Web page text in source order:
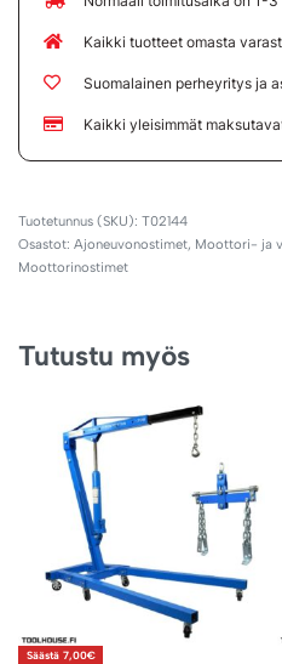
Kaikki tuotteet omasta
Suomalainen perheyritys ja
Kaikki yleisimmät
T02144
Osastot: Ajoneuvonostimet, Moottori- ja
Moottorinostimet
Tutustu myös
Säästä 7,00€